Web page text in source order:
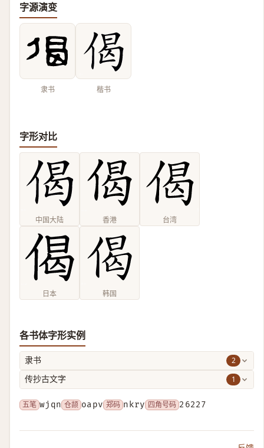
字源演变
隶书 楷书
字形对比
中国大陆 香港 台湾
日本 韩国
各书体字形实例
隶书 2
传抄古文字 1
五笔 wjqn 仓颉 oapv 郑码 nkry 四角号码 26227